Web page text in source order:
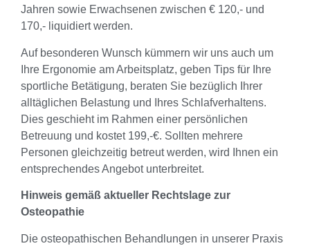
Jahren sowie Erwachsenen zwischen € 120,- und
170,- liquidiert werden.
Auf besonderen Wunsch kümmern wir uns auch um
Ihre Ergonomie am Arbeitsplatz, geben Tips für Ihre
sportliche Betätigung, beraten Sie bezüglich Ihrer
alltäglichen Belastung und Ihres Schlafverhaltens.
Dies geschieht im Rahmen einer persönlichen
Betreuung und kostet 199,-€. Sollten mehrere
Personen gleichzeitig betreut werden, wird Ihnen ein
entsprechendes Angebot unterbreitet.
Hinweis gemäß aktueller Rechtslage zur
Osteopathie
Die osteopathischen Behandlungen in unserer Praxis